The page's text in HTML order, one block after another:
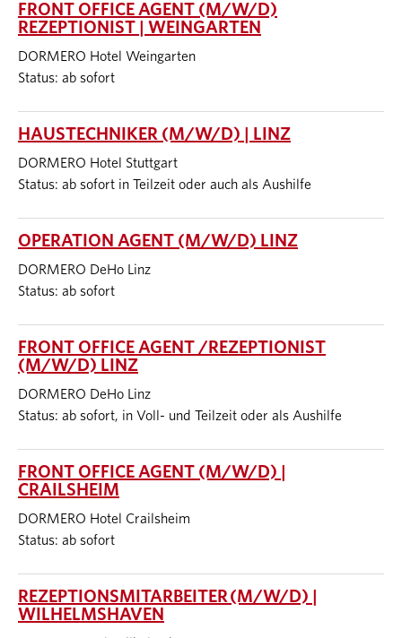
FRONT OFFICE AGENT (M/W/D)
REZEPTIONIST | WEINGARTEN
DORMERO Hotel Weingarten
Status: ab sofort
HAUSTECHNIKER (M/W/D) | LINZ
DORMERO Hotel Stuttgart
Status: ab sofort in Teilzeit oder auch als Aushilfe
OPERATION AGENT (M/W/D) LINZ
DORMERO DeHo Linz
Status: ab sofort
FRONT OFFICE AGENT /REZEPTIONIST
(M/W/D) LINZ
DORMERO DeHo Linz
Status: ab sofort, in Voll- und Teilzeit oder als Aushilfe
FRONT OFFICE AGENT (M/W/D) |
CRAILSHEIM
DORMERO Hotel Crailsheim
Status: ab sofort
REZEPTIONSMITARBEITER (M/W/D) |
WILHELMSHAVEN